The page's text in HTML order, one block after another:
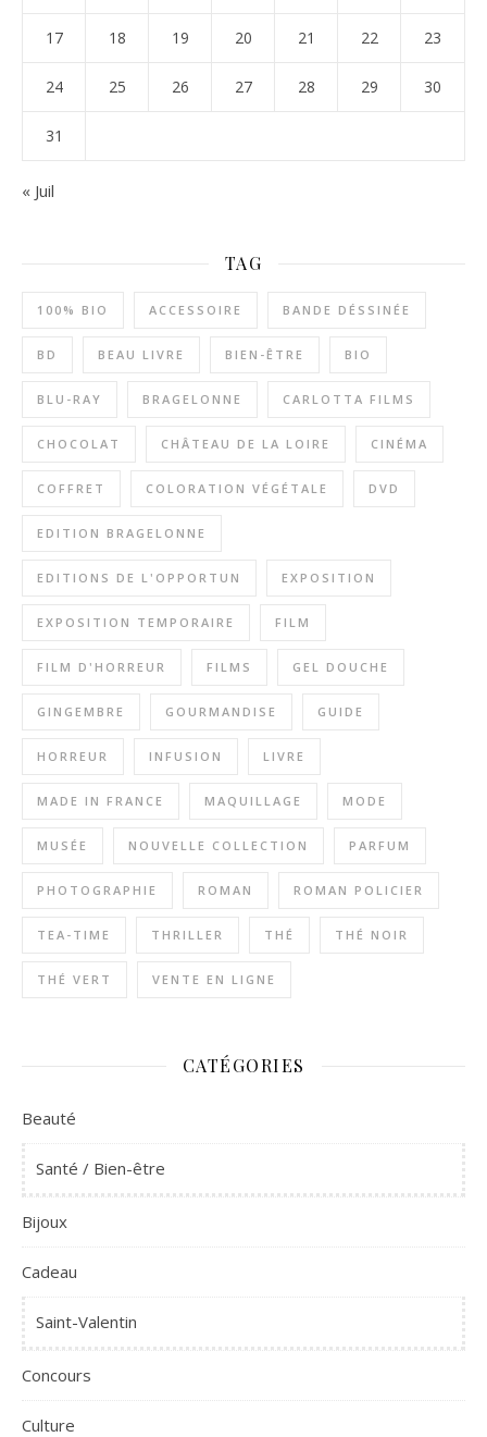
17 18 19 20 21 22 23
24 25 26 27 28 29 30
31
« Juil
TAG
100% BIO ACCESSOIRE BANDE DÉSSINÉE
BD BEAU LIVRE BIEN-ÊTRE BIO
BLU-RAY BRAGELONNE CARLOTTA FILMS
CHOCOLAT CHÂTEAU DE LA LOIRE CINÉMA
COFFRET COLORATION VÉGÉTALE DVD
EDITION BRAGELONNE
EDITIONS DE L'OPPORTUN EXPOSITION
EXPOSITION TEMPORAIRE FILM
FILM D'HORREUR FILMS GEL DOUCHE
GINGEMBRE GOURMANDISE GUIDE
HORREUR INFUSION LIVRE
MADE IN FRANCE MAQUILLAGE MODE
MUSÉE NOUVELLE COLLECTION PARFUM
PHOTOGRAPHIE ROMAN ROMAN POLICIER
TEA-TIME THRILLER THÉ THÉ NOIR
THÉ VERT VENTE EN LIGNE
CATÉGORIES
Beauté
Santé / Bien-être
Bijoux
Cadeau
Saint-Valentin
Concours
Culture